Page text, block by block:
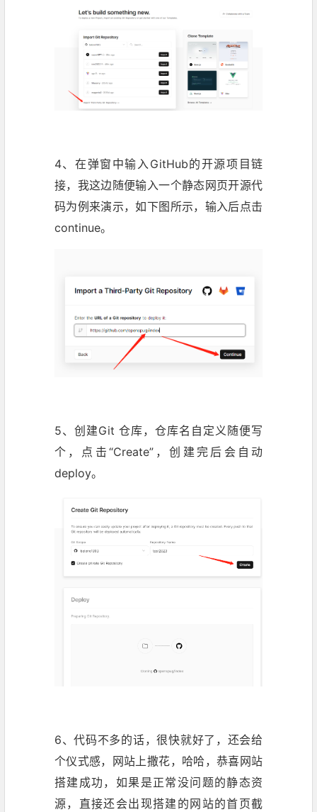
4、在弹窗中输入GitHub的开源项目链
接，我这边随便输入一个静态网页开源代
码为例来演示，如下图所示，输入后点击
continue。
5、创建Git 仓库，仓库名自定义随便写
个，点击“Create”，创建完后会自动
deploy。
6、代码不多的话，很快就好了，还会给
个仪式感，网站上撒花，哈哈，恭喜网站
搭建成功，如果是正常没问题的静态资
源，直接还会出现搭建的网站的首页截